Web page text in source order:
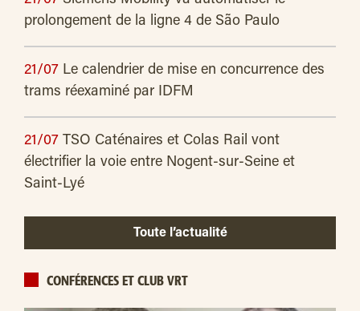
prolongement de la ligne 4 de São Paulo
21/07 Le calendrier de mise en concurrence des
trams réexaminé par IDFM
21/07 TSO Caténaires et Colas Rail vont
électrifier la voie entre Nogent-sur-Seine et
Saint-Lyé
Toute l’actualité
CONFÉRENCES ET CLUB VRT